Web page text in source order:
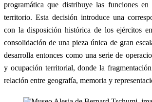
programática que distribuye las funciones en
territorio. Esta decisión introduce una
con la disposición histórica de los ejércitos
consolidación de una pieza única de gran
desarrolla entonces como una serie de
y ocupación territorial, donde la
relación entre geografía, memoria y